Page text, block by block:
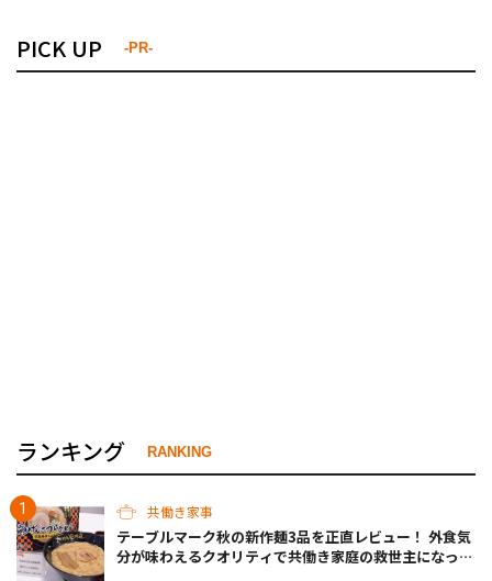
PICK UP -PR-
ランキング RANKING
共働き家事
テーブルマーク秋の新作麺3品を正直レビュー！ 外食気
分が味わえるクオリティで共働き家庭の救世主になって